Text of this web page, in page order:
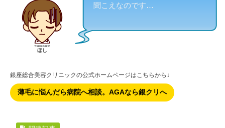
ほし
聞こえなのです…
銀座総合美容クリニックの公式ホームページはこちらから↓
薄毛に悩んだら病院へ相談。AGAなら銀クリへ